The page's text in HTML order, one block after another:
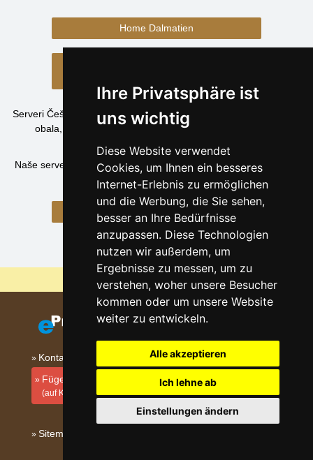
Ihre Privatsphäre ist
uns wichtig
Diese Website verwendet
Cookies, um Ihnen ein besseres
Internet-Erlebnis zu ermöglichen
und die Werbung, die Sie sehen,
besser an Ihre Bedürfnisse
anzupassen. Diese Technologien
nutzen wir außerdem, um
Ergebnisse zu messen, um zu
verstehen, woher unsere Besucher
kommen oder um unsere Website
weiter zu entwickeln.
Alle akzeptieren
Ich lehne ab
Einstellungen ändern
Home Dalmatien
Serveri Češke planine, Slovačke planine, Hrvatske planine, otoci i
obala, Alpske.cz i Italske.cz prezentiraju više od
Naše servere
u sezoni svaki dan posjecuje50 000korisnika
Pridružite nam se!
Dodati smještajni objekt (HR)
Warum sind unsere Server am billigsten?
Kontakt
Fügen Sie Ihre Unterkunft hinzu
(auf Kroatisch)
Sitemap